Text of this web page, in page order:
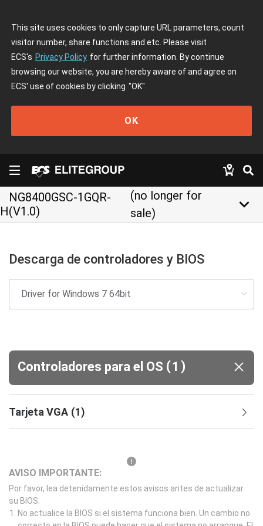
This site uses cookies to only capture URL parameters, count
visitor number, share functions and etc. Please visit
ECS's Privacy Policy for further information. By continue
browsing our website, you are hereby aware of and agree on
ECS' use of cookies by clicking "OK"
OK
NG8400GSC-1GQR-
H(V1.0)
(no longer for
sale)
keyboard_arrow_down
Descarga de controladores y BIOS
Controladores para el OS (1 )
Tarjeta VGA (1)
AVISO IMPORTANTE:
Por favor, lea detenidamente estos avisos antes de actualizar
su BIOS.
No actualice la BIOS si el sistema funciona bien. Un cambio no